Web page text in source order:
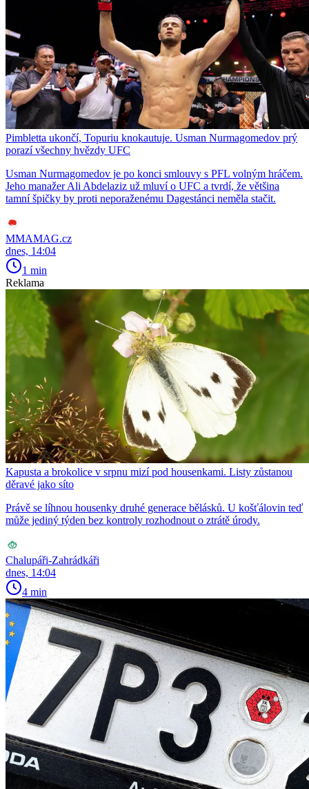
Pimbletta ukončí, Topuriu knokautuje. Usman Nurmagomedov prý
porazí všechny hvězdy UFC
Usman Nurmagomedov je po konci smlouvy s PFL volným hráčem.
Jeho manažer Ali Abdelaziz už mluví o UFC a tvrdí, že většina
tamní špičky by proti neporaženému Dagestánci neměla stačit.
MMAMAG.cz
dnes, 14:04
1 min
Reklama
Kapusta a brokolice v srpnu mizí pod housenkami. Listy zůstanou
děravé jako síto
Právě se líhnou housenky druhé generace bělásků. U košťálovin teď
může jediný týden bez kontroly rozhodnout o ztrátě úrody.
Chalupáři-Zahrádkáři
dnes, 14:04
4 min